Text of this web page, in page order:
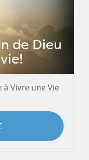
de Dieu
Vivre une Vie